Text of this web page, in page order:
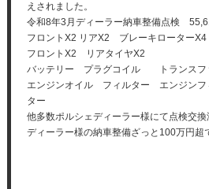
えされました。
令和8年3月ディーラー納車整備点検
フロントX2 リアX2 ブレーキローター
フロントX2 リアタイヤX2
バッテリー プラグコイル トランスフ
エンジンオイル フィルター エンジン
ター
他多数ポルシェディーラー様にて点検交
ディーラー様の納車整備ざっと100万円超